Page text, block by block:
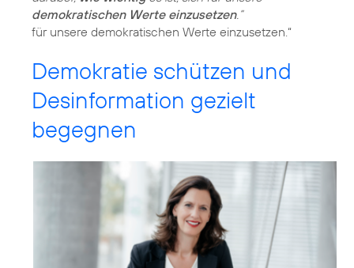
demokratischen Werte einzusetzen.“
Demokratie schützen und
Desinformation gezielt
begegnen